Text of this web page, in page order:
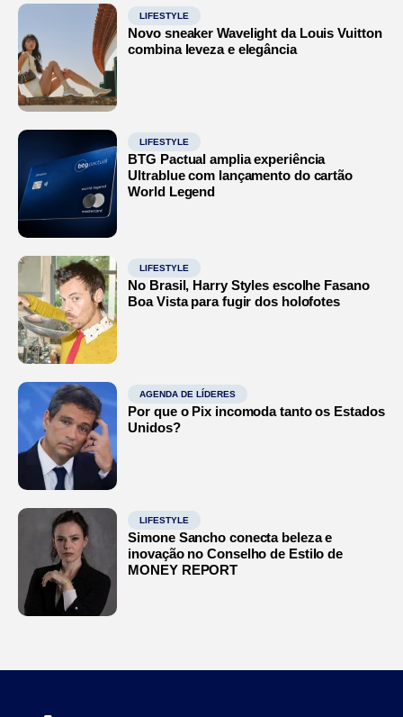
LIFESTYLE
Novo sneaker Wavelight da Louis Vuitton
combina leveza e elegância
LIFESTYLE
BTG Pactual amplia experiência
Ultrablue com lançamento do cartão
World Legend
LIFESTYLE
No Brasil, Harry Styles escolhe Fasano
Boa Vista para fugir dos holofotes
AGENDA DE LÍDERES
Por que o Pix incomoda tanto os Estados
Unidos?
LIFESTYLE
Simone Sancho conecta beleza e
inovação no Conselho de Estilo de
MONEY REPORT